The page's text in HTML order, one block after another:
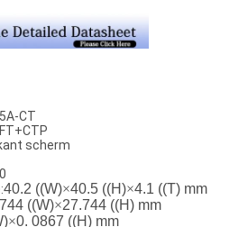
CT
scherm
40.2 ((W)×40.5 ((H)×4.1 ((T) mm
((W)×27.744 ((H) mm
×0. 0867 ((H) mm